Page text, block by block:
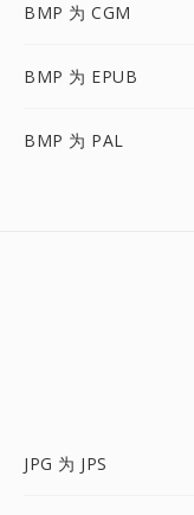
BMP 为 CGM
BMP 为 EPUB
BMP 为 PAL
JPG 为 JPS